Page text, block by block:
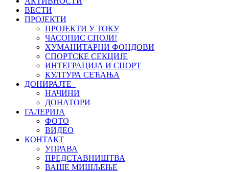
ВЕСТИ
ПРОЈЕКТИ
ПРОЈЕКТИ У ТОКУ
ЧАСОПИС СПОЈИ!
ХУМАНИТАРНИ ФОНДОВИ
СПОРТСКЕ СЕКЦИЈЕ
ИНТЕГРАЦИЈА И СПОРТ
КУЛТУРА СЕЋАЊА
ДОНИРАЈТЕ
НАЧИНИ
ДОНАТОРИ
ГАЛЕРИЈА
ФОТО
ВИДЕО
КОНТАКТ
УПРАВА
ПРЕДСТАВНИШТВА
ВАШЕ МИШЉЕЊЕ